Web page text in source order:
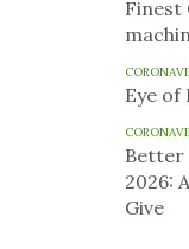
Finest
Eye of
Better
2026:
Give